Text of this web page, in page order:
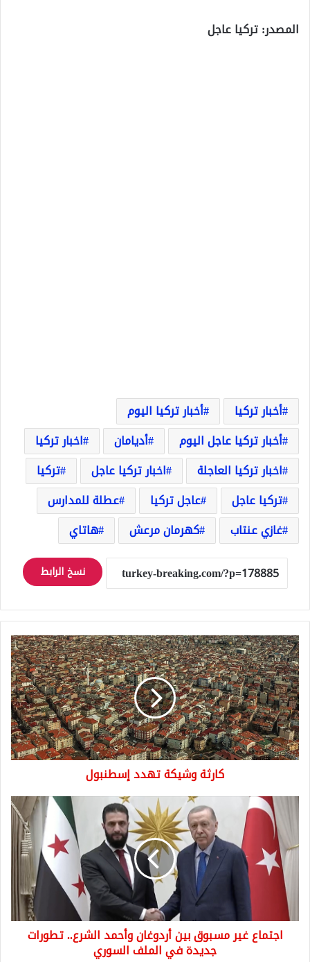
المصدر: تركيا عاجل
أخبار تركيا
أخبار تركيا اليوم
أخبار تركيا عاجل اليوم
أديامان
اخبار تركيا
اخبار تركيا العاجلة
اخبار تركيا عاجل
تركيا
تركيا عاجل
عاجل تركيا
عطلة للمدارس
غازي عنتاب
كهرمان مرعش هاتاي
نسخ الرابط
كارثة
وشيكة
تهدد
إسطنبول
كارثة وشيكة تهدد إسطنبول
اجتماع
غير
مسبوق
بين
أردوغان
وأحمد
الشرع..
تطورات
جديدة
اجتماع غير مسبوق بين أردوغان وأحمد الشرع.. تطورات
جديدة في الملف السوري